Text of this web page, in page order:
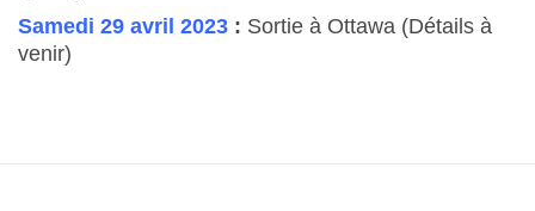
Samedi 29 avril 2023 : Sortie à Ottawa (Détails à
venir)